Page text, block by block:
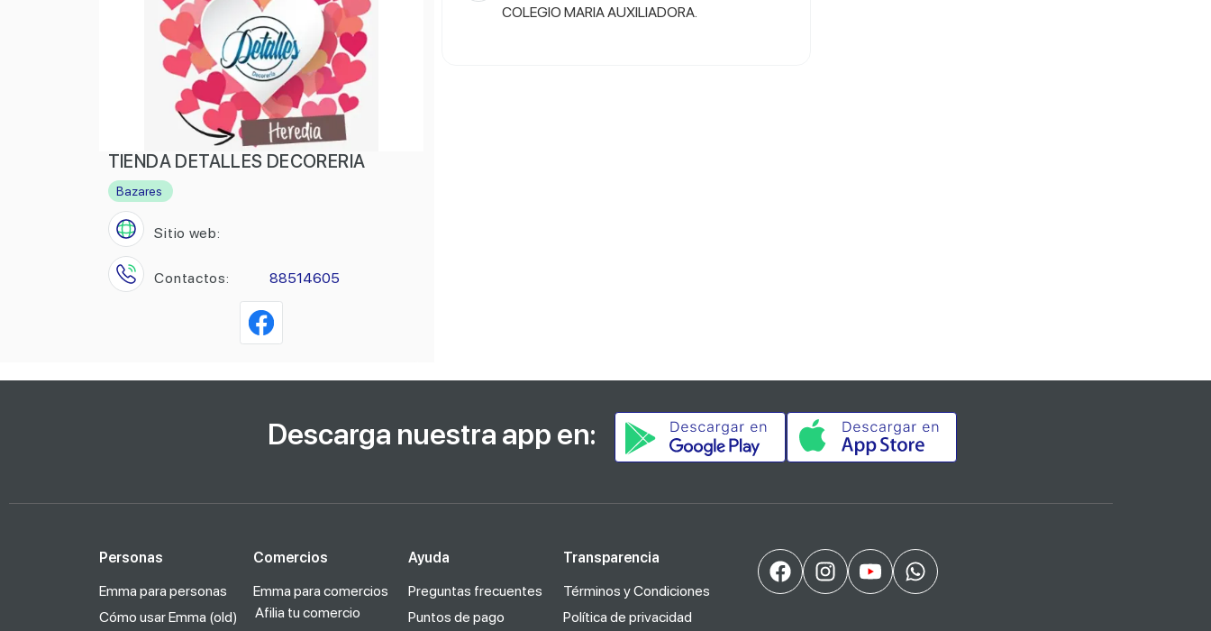
TIENDA DETALLES DECORERIA
Bazares
Sitio web:
Contactos: 88514605
COLEGIO MARIA AUXILIADORA.
Descarga nuestra app en:
Personas
Emma para personas
Cómo usar Emma (old)
Comercios
Emma para comercios
Afilia tu comercio
Ayuda
Preguntas frecuentes
Puntos de pago
Transparencia
Términos y Condiciones
Política de privacidad